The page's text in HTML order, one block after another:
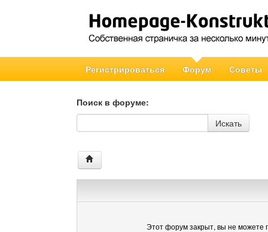
Регистрироваться Форум Советы
Поиск в форуме:
Поиск в форуме
Искать
Этот форум закрыт, вы не можете